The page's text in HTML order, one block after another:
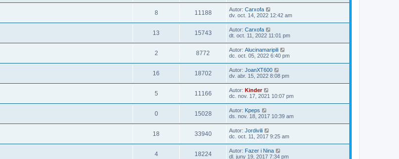
8 11188 Autor: Carxofa
dv. oct. 14, 2022 12:42 am
13 15743 Autor: Carxofa
dt. oct. 11, 2022 11:01 pm
2 8772 Autor: Alucinamaripili
dc. oct. 05, 2022 6:40 pm
16 18702 Autor: JoanXT600
dv. abr. 15, 2022 8:08 pm
5 11166 Autor: Kinder
dc. nov. 17, 2021 10:07 pm
0 15028 Autor: Kpeps
ds. nov. 18, 2017 10:39 am
18 33940 Autor: Jordivili
dc. oct. 11, 2017 9:25 am
4 18224 Autor: Fazer i Nina
dl. juny 19, 2017 7:34 pm